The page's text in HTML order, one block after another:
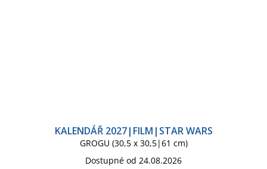
KALENDÁŘ 2027|FILM|STAR WARS
GROGU (30,5 x 30,5|61 cm)
Dostupné od 24.08.2026